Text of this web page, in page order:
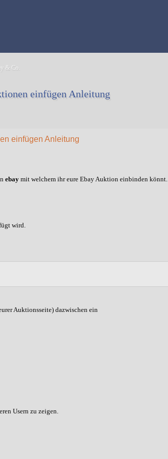
& Co.
einfügen Anleitung
einfügen Anleitung
ebay mit welchem ihr eure Ebay Auktion einbinden könnt.
wird.
Auktionsseite) dazwischen ein
Usern zu zeigen.